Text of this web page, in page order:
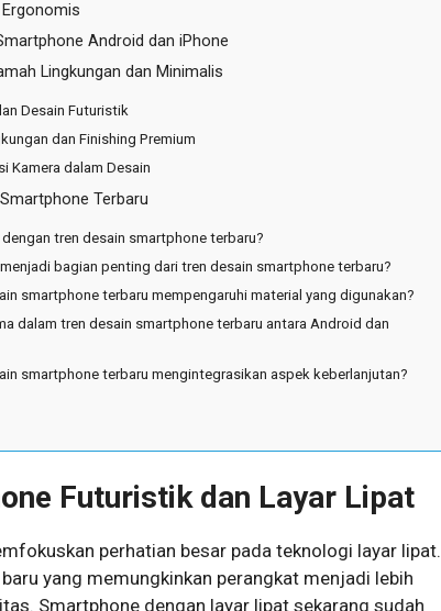
Android dan iPhone
Lingkungan dan Minimalis
Desain Futuristik
dan Finishing Premium
Kamera dalam Desain
Terbaru
tren desain smartphone terbaru?
bagian penting dari tren desain smartphone terbaru?
smartphone terbaru mempengaruhi material yang digunakan?
dalam tren desain smartphone terbaru antara Android dan
smartphone terbaru mengintegrasikan aspek keberlanjutan?
Futuristik dan Layar Lipat
perhatian besar pada teknologi layar lipat.
yang memungkinkan perangkat menjadi lebih
Smartphone dengan layar lipat sekarang sudah